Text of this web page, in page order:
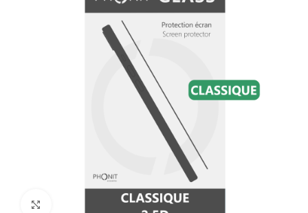
Click to enlarge